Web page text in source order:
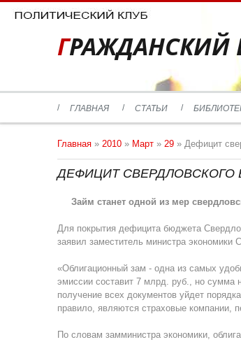
ГЛАВНАЯ СТАТЬИ
Главная » 2010 » Март » 29 » Дефицит
ДЕФИЦИТ
Займ станет одной из мер
Для покрытия дефицита бюджета
заявил заместитель министра экономики
«Облигационный зам - одна из самых
эмиссии составит 7 млрд. руб., но сумма
получение всех документов уйдет
правило, являются страховые компании,
По словам замминистра экономики,